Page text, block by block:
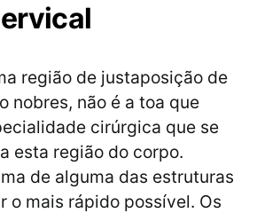
região de justaposição de
nobres, não é a toa que
cirúrgica que se
esta região do corpo.
de alguma das estruturas
o mais rápido possível. Os